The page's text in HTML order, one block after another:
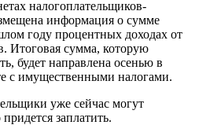
налогоплательщиков-
информация о сумме
году процентных доходах от
Итоговая сумма, которую
будет направлена осенью в
с имущественными налогами.
уже сейчас могут
придется заплатить.